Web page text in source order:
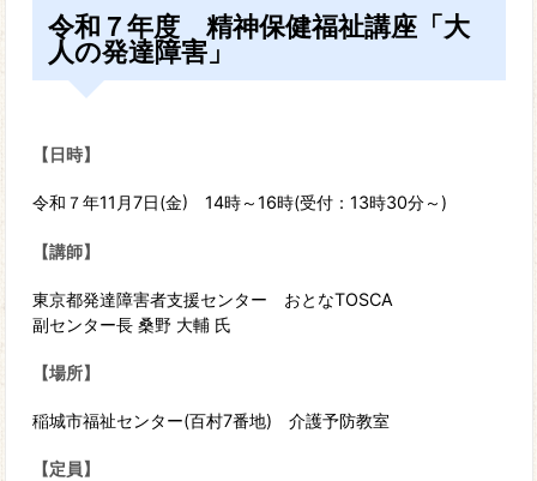
令和７年度 精神保健福祉講座「大
人の発達障害」
【日時】
令和７年11月7日(金) 14時～16時(受付：13時30分～)
【講師】
東京都発達障害者支援センター おとなTOSCA
副センター長 桑野 大輔 氏
【場所】
稲城市福祉センター(百村7番地) 介護予防教室
【定員】